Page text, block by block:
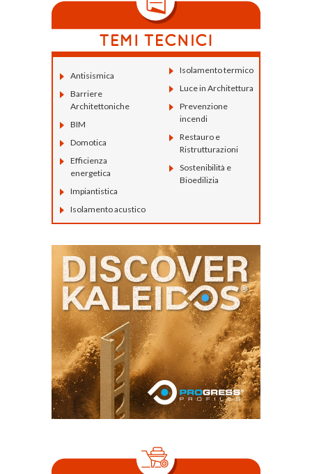
Antisismica
Barriere
Architettoniche
BIM
Domotica
Efficienza
energetica
Impiantistica
Isolamento acustico
Isolamento termico
Luce in Architettura
Prevenzione
incendi
Restauro e
Ristrutturazioni
Sostenibilità e
Bioedilizia